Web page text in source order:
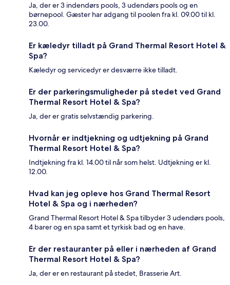
Ja, der er 3 indendørs pools, 3 udendørs pools og en
børnepool. Gæster har adgang til poolen fra kl. 09.00 til kl.
23.00.
Er kæledyr tilladt på Grand Thermal Resort Hotel &
Spa?
Kæledyr og servicedyr er desværre ikke tilladt.
Er der parkeringsmuligheder på stedet ved Grand
Thermal Resort Hotel & Spa?
Ja, der er gratis selvstændig parkering.
Hvornår er indtjekning og udtjekning på Grand
Thermal Resort Hotel & Spa?
Indtjekning fra kl. 14.00 til når som helst. Udtjekning er kl.
12.00.
Hvad kan jeg opleve hos Grand Thermal Resort
Hotel & Spa og i nærheden?
Grand Thermal Resort Hotel & Spa tilbyder 3 udendørs pools,
4 barer og en spa samt et tyrkisk bad og en have.
Er der restauranter på eller i nærheden af Grand
Thermal Resort Hotel & Spa?
Ja, der er en restaurant på stedet, Brasserie Art.